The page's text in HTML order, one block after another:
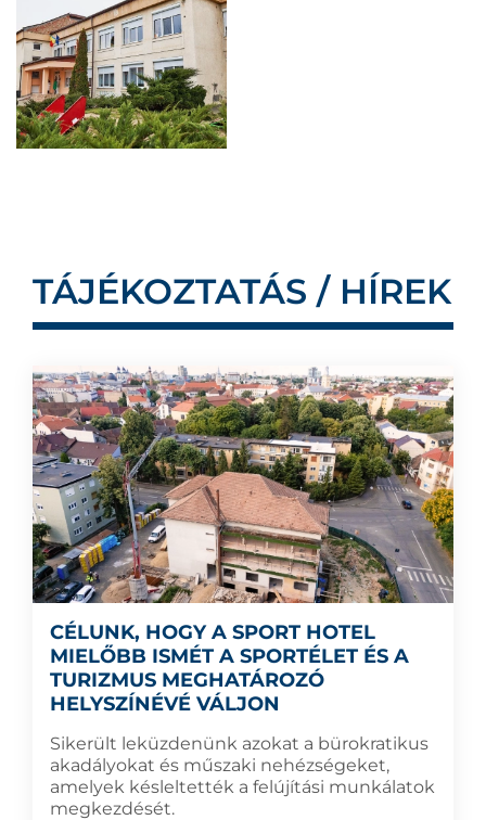
TÁJÉKOZTATÁS / HÍREK
CÉLUNK, HOGY A SPORT HOTEL
MIELŐBB ISMÉT A SPORTÉLET ÉS A
TURIZMUS MEGHATÁROZÓ
HELYSZÍNÉVÉ VÁLJON
Sikerült leküzdenünk azokat a bürokratikus
akadályokat és műszaki nehézségeket,
amelyek késleltették a felújítási munkálatok
megkezdését.